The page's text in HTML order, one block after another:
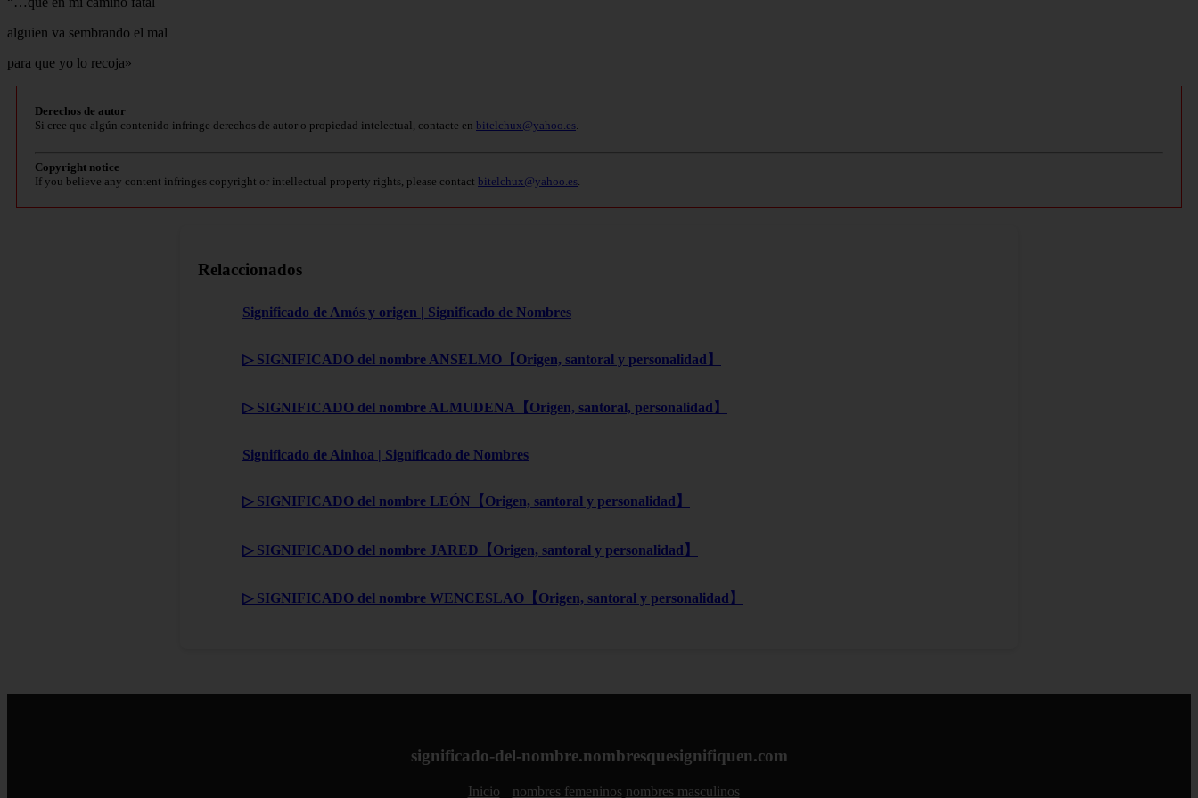
alguien va sembrando el mal
para que yo lo recoja»
Derechos de autor
Si cree que algún contenido infringe derechos de autor o propiedad intelectual, contacte en bitelchux@yahoo.es
Copyright notice
If you believe any content infringes copyright or intellectual property rights, please contact bitelchux@yahoo.es
Relaccionados
Significado de Amós y origen | Significado de Nombres
▷ SIGNIFICADO del nombre ANSELMO【Origen, santoral y personalidad】
▷ SIGNIFICADO del nombre ALMUDENA【Origen, santoral, personalidad】
Significado de Ainhoa | Significado de Nombres
▷ SIGNIFICADO del nombre LEÓN【Origen, santoral y personalidad】
▷ SIGNIFICADO del nombre JARED【Origen, santoral y personalidad】
▷ SIGNIFICADO del nombre WENCESLAO【Origen, santoral y personalidad】
significado-del-nombre.nombresquesignifiquen.com
Inicio nombres femeninos nombres masculinos